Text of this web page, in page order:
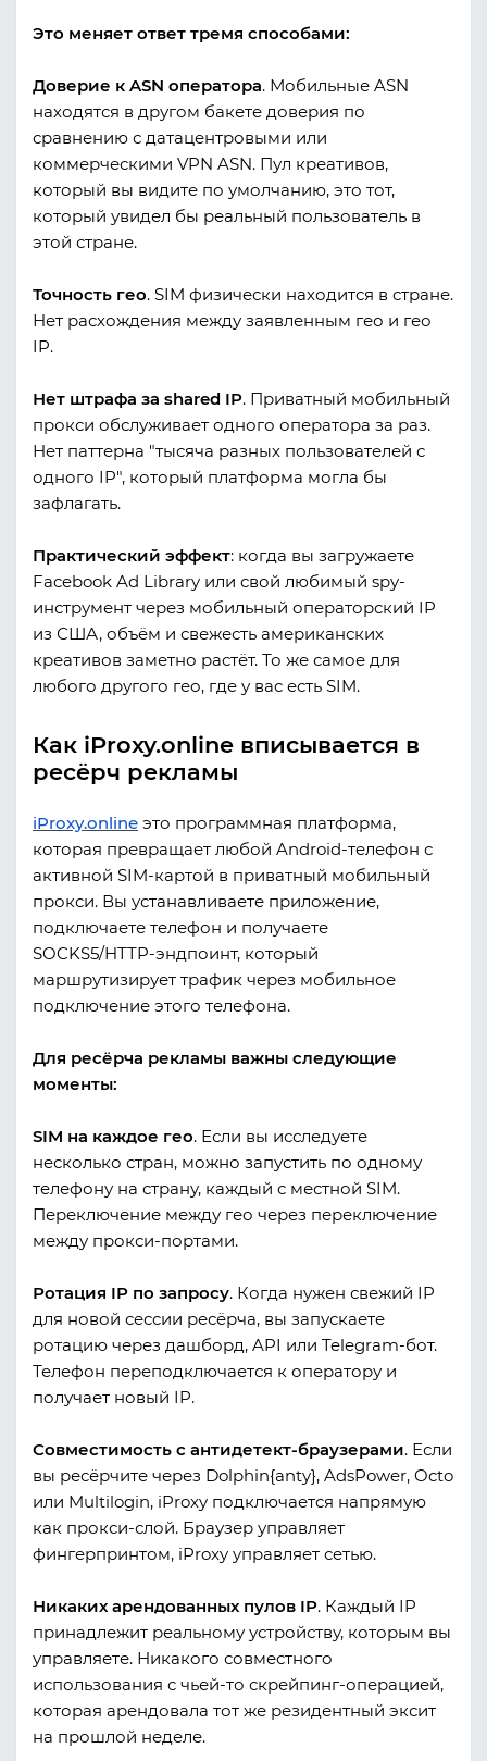
Это меняет ответ тремя способами:
Доверие к ASN оператора. Мобильные ASN
находятся в другом бакете доверия по
сравнению с датацентровыми или
коммерческими VPN ASN. Пул креативов,
который вы видите по умолчанию, это тот,
который увидел бы реальный пользователь в
этой стране.
Точность гео. SIM физически находится в стране.
Нет расхождения между заявленным гео и гео
IP.
Нет штрафа за shared IP. Приватный мобильный
прокси обслуживает одного оператора за раз.
Нет паттерна "тысяча разных пользователей с
одного IP", который платформа могла бы
зафлагать.
Практический эффект: когда вы загружаете
Facebook Ad Library или свой любимый spy-
инструмент через мобильный операторский IP
из США, объём и свежесть американских
креативов заметно растёт. То же самое для
любого другого гео, где у вас есть SIM.
Как iProxy.online вписывается в
ресёрч рекламы
iProxy.online это программная платформа,
которая превращает любой Android-телефон с
активной SIM-картой в приватный мобильный
прокси. Вы устанавливаете приложение,
подключаете телефон и получаете
SOCKS5/HTTP-эндпоинт, который
маршрутизирует трафик через мобильное
подключение этого телефона.
Для ресёрча рекламы важны следующие
моменты:
SIM на каждое гео. Если вы исследуете
несколько стран, можно запустить по одному
телефону на страну, каждый с местной SIM.
Переключение между гео через переключение
между прокси-портами.
Ротация IP по запросу. Когда нужен свежий IP
для новой сессии ресёрча, вы запускаете
ротацию через дашборд, API или Telegram-бот.
Телефон переподключается к оператору и
получает новый IP.
Совместимость с антидетект-браузерами. Если
вы ресёрчите через Dolphin{anty}, AdsPower, Octo
или Multilogin, iProxy подключается напрямую
как прокси-слой. Браузер управляет
фингерпринтом, iProxy управляет сетью.
Никаких арендованных пулов IP. Каждый IP
принадлежит реальному устройству, которым вы
управляете. Никакого совместного
использования с чьей-то скрейпинг-операцией,
которая арендовала тот же резидентный эксит
на прошлой неделе.